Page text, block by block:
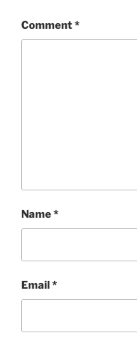
Comment*
Name*
Email*